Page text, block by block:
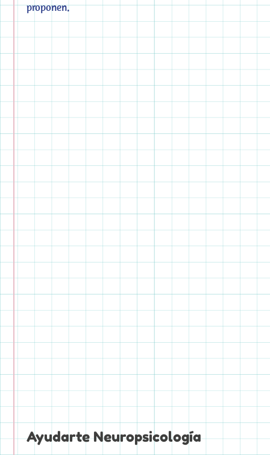
proponen.
Ayudarte Neuropsicología